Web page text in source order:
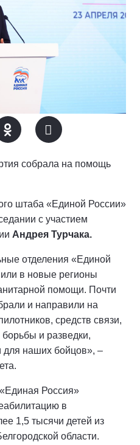
собрала на помощь
штаба «Единой России»
с участием
Андрея Турчака.
отделения «Единой
в новые регионы
помощи. Почти
и направили на
средств связи,
и разведки,
для наших бойцов», –
Россия»
в
1,5 тысячи детей из
области.